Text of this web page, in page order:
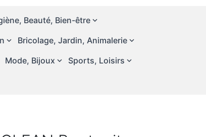
Beauté, Bien-être
Bricolage, Jardin, Animalerie
Mode, Bijoux
Sports, Loisirs